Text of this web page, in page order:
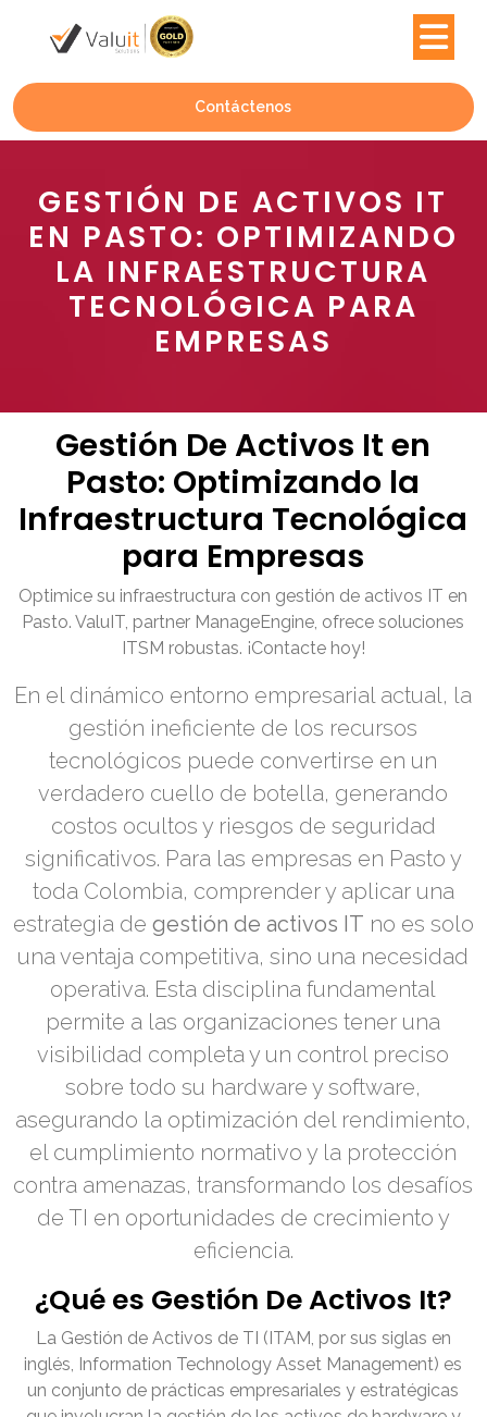
Contáctenos
GESTIÓN DE ACTIVOS IT
EN PASTO: OPTIMIZANDO
LA INFRAESTRUCTURA
TECNOLÓGICA PARA
EMPRESAS
Gestión De Activos It en
Pasto: Optimizando la
Infraestructura Tecnológica
para Empresas
Optimice su infraestructura con gestión de activos IT en
Pasto. ValuIT, partner ManageEngine, ofrece soluciones
ITSM robustas. ¡Contacte hoy!
En el dinámico entorno empresarial actual, la
gestión ineficiente de los recursos
tecnológicos puede convertirse en un
verdadero cuello de botella, generando
costos ocultos y riesgos de seguridad
significativos. Para las empresas en Pasto y
toda Colombia, comprender y aplicar una
estrategia de gestión de activos IT no es solo
una ventaja competitiva, sino una necesidad
operativa. Esta disciplina fundamental
permite a las organizaciones tener una
visibilidad completa y un control preciso
sobre todo su hardware y software,
asegurando la optimización del rendimiento,
el cumplimiento normativo y la protección
contra amenazas, transformando los desafíos
de TI en oportunidades de crecimiento y
eficiencia.
¿Qué es Gestión De Activos It?
La Gestión de Activos de TI (ITAM, por sus siglas en
inglés, Information Technology Asset Management) es
un conjunto de prácticas empresariales y estratégicas